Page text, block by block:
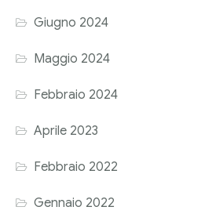
Giugno 2024
Maggio 2024
Febbraio 2024
Aprile 2023
Febbraio 2022
Gennaio 2022